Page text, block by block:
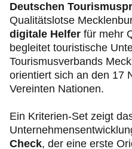
Deutschen
Qualitätslotse
digitale Helfer für mehr
begleitet touristische
Tourismusverbands
orientiert sich an den 17
Vereinten Nationen.
Ein Kriterien-Set zeigt
Check, der eine erste